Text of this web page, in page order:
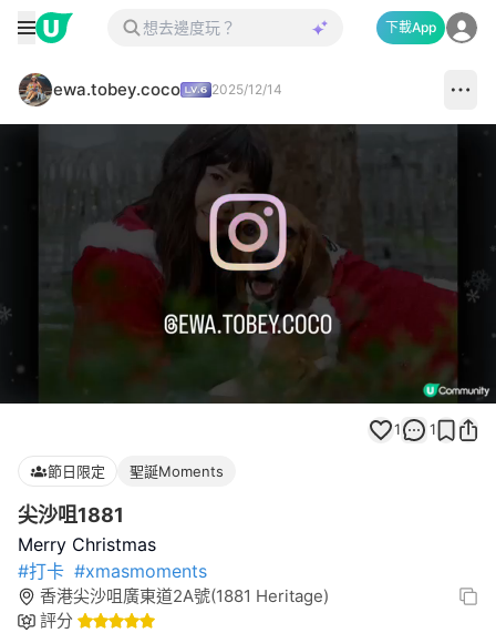
下載App
ewa.tobey.coco 2025/12/14
100.00%
Unmute
1 1
節日限定 聖誕Moments
尖沙咀1881
#打卡 #xmasmoments
香港尖沙咀廣東道2A號(1881 Heritage)
評分